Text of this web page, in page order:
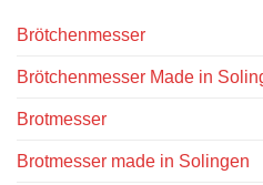
Brötchenmesser
Brötchenmesser Made in
Brotmesser
Brotmesser made in Solingen